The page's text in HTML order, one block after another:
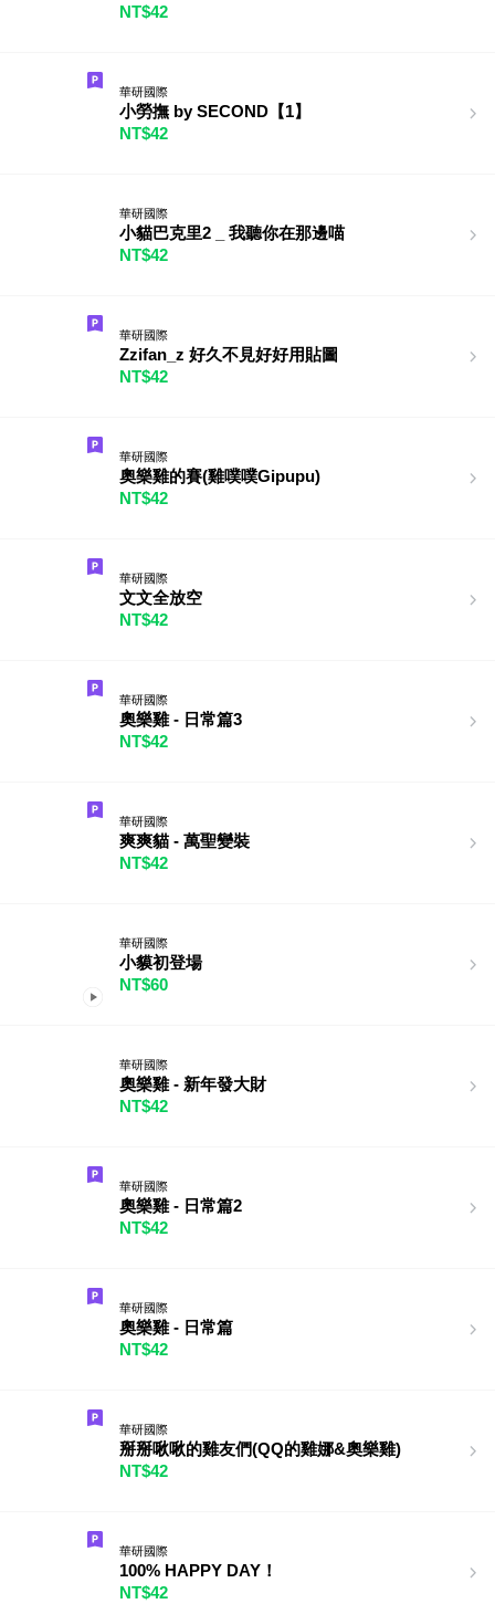
NT$42
華研國際
小勞撫 by SECOND【1】
NT$42
華研國際
小貓巴克里2 _ 我聽你在那邊喵
NT$42
華研國際
Zzifan_z 好久不見好好用貼圖
NT$42
華研國際
奧樂雞的賽(雞噗噗Gipupu)
NT$42
華研國際
文文全放空
NT$42
華研國際
奧樂雞 - 日常篇3
NT$42
華研國際
爽爽貓 - 萬聖變裝
NT$42
華研國際
小貘初登場
NT$60
華研國際
奧樂雞 - 新年發大財
NT$42
華研國際
奧樂雞 - 日常篇2
NT$42
華研國際
奧樂雞 - 日常篇
NT$42
華研國際
掰掰啾啾的雞友們(QQ的雞娜&奧樂雞)
NT$42
華研國際
100% HAPPY DAY！
NT$42